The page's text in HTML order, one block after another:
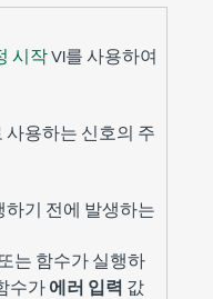
시작VI를 사용하여
사용하는 신호의 주
하기 전에 발생하는
는 함수가 실행하
수가에러 입력 값